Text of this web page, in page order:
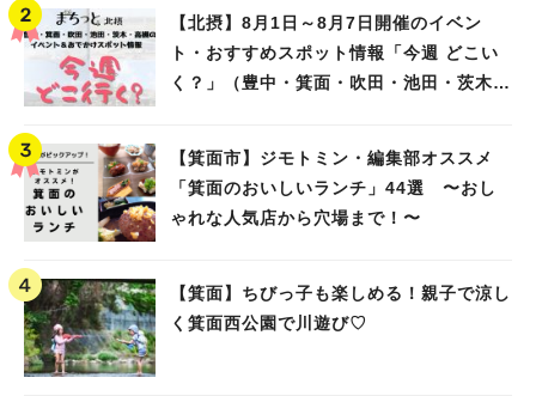
【北摂】8月1日～8月7日開催のイベン
ト・おすすめスポット情報「今週 どこい
く？」（豊中・箕面・吹田・池田・茨木・
【箕面市】ジモトミン・編集部オススメ
「箕面のおいしいランチ」44選 〜おし
ゃれな人気店から穴場まで！〜
【箕面】ちびっ子も楽しめる！親子で涼し
く箕面西公園で川遊び♡